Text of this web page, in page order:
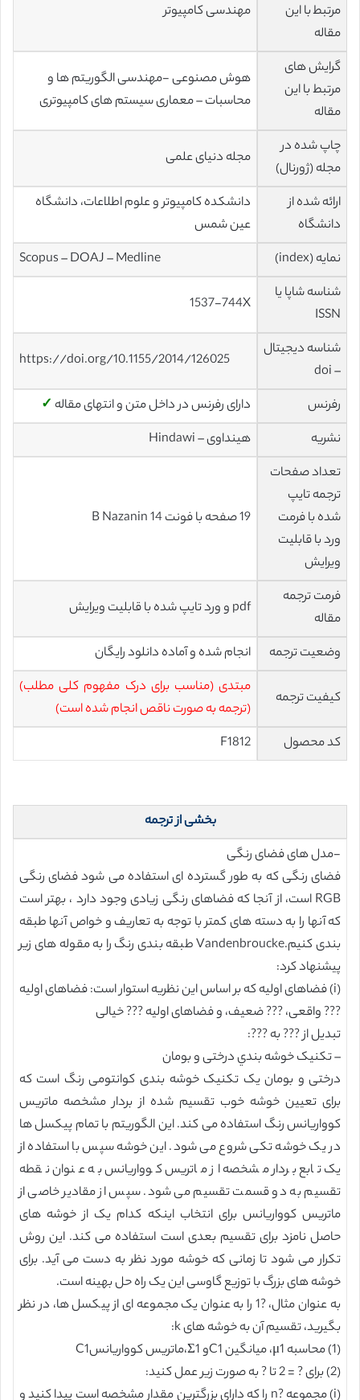
مرتبط با این
مقاله
مهندسی کامپیوتر
گرایش های
مرتبط با این
مقاله
هوش مصنوعی -مهندسی الگوریتم ها و
محاسبات – معماری سیستم های کامپیوتری
چاپ شده در
مجله (ژورنال)
مجله دنیای علمی
ارائه شده از
دانشگاه
دانشکده کامپیوتر و علوم اطلاعات، دانشگاه
عین شمس
نمایه (index)
Scopus – DOAJ – Medline
شناسه شاپا یا
ISSN
1537-744X
شناسه دیجیتال
– doi
https://doi.org/10.1155/2014/126025
رفرنس دارای رفرنس در داخل متن و انتهای مقاله ✓
نشریه
هینداوی – Hindawi
تعداد صفحات
ترجمه تایپ
شده با فرمت
ورد با قابلیت
ویرایش
19 صفحه با فونت 14 B Nazanin
فرمت ترجمه
مقاله
pdf و ورد تایپ شده با قابلیت ویرایش
وضعیت ترجمه انجام شده و آماده دانلود رایگان
کیفیت ترجمه
مبتدی (مناسب برای درک مفهوم کلی مطلب)
(ترجمه به صورت ناقص انجام شده است)
کد محصول
F1812
بخشی از ترجمه
-مدل های فضای رنگی
فضای رنگی که به طور گسترده ای استفاده می شود فضای رنگی
RGB است، از آنجا که فضاهای رنگی زیادی وجود دارد ، بهتر است
که آنها را به دسته های کمتر با توجه به تعاریف و خواص آنها طبقه
بندی کنیم.Vandenbroucke طبقه بندی رنگ را به مقوله های زیر
پیشنهاد کرد:
(i) فضاهای اولیه که بر اساس این نظریه استوار است: فضاهای اولیه
??? واقعی، ??? ضعیف، و فضاهای اولیه ??? خیالی
تبدیل از ??? به ???:
– تکنیک خوشه بندي درختی و بومان
درختی و بومان یک تکنیک خوشه بندی کوانتومی رنگ است که
برای تعیین خوشه خوب تقسیم شده از بردار مشخصه ماتریس
کوواریانس رنگ استفاده می کند. این الگوریتم با تمام پیکسل ها
در یک خوشه تکی شروع می شود. این خوشه سپس با استفاده از
یک تابع بردار مشخصه از ماتریس کوواریانس به عنوان نقطه
تقسیم به دو قسمت تقسیم می شود. سپس از مقادیر خاصی از
ماتریس کوواریانس برای انتخاب اینکه کدام یک از خوشه های
حاصل نامزد برای تقسیم بعدی است استفاده می کند. این روش
تکرار می شود تا زمانی که خوشه مورد نظر به دست می آید. برای
خوشه های بزرگ با توزیع گاوسی این یک راه حل بهینه است.
به عنوان مثال، ?1 را به عنوان یک مجموعه ای از پیکسل ها، در نظر
بگیرید، تقسیم آن به خوشه های k:
(1) محاسبه μ1، میانگین C1و Σ1،ماتریس کوواریانسC1
(2) برای ? = 2 تا ? به صورت زیر عمل کنید:
(i) مجموعه ?n را که دارای بزرگترین مقدار مشخصه است پیدا کنید و